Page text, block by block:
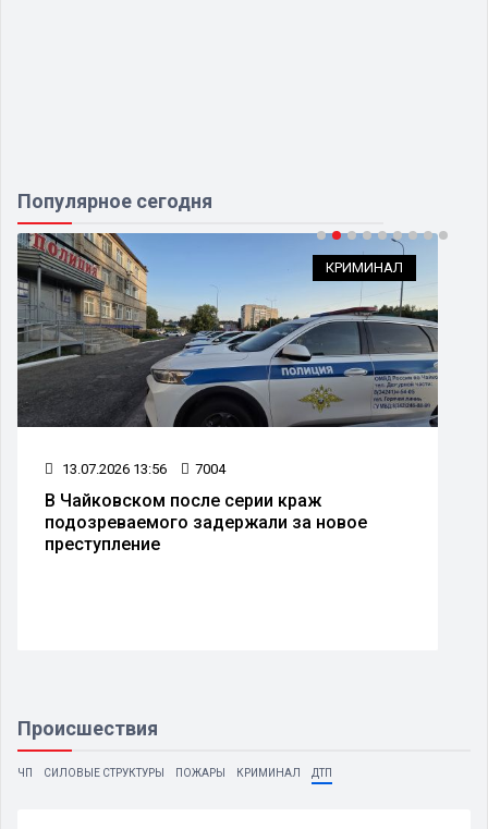
Популярное сегодня
КРИМИНАЛ
13.07.2026 13:56 7004
В Чайковском после серии краж
подозреваемого задержали за новое
преступление
Происшествия
ЧП СИЛОВЫЕ СТРУКТУРЫ ПОЖАРЫ КРИМИНАЛ ДТП